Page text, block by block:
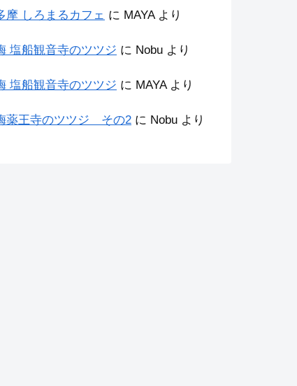
摩 しろまるカフェ に MAYAより
塩船観音寺のツツジ に Nobu より
塩船観音寺のツツジ に MAYAより
薬王寺のツツジ その2 に Nobu より